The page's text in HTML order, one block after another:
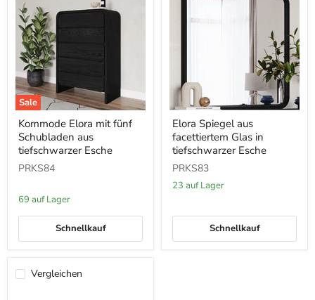
Sale
Elora
mit
fünf
aus
Esche
Kommode Elora mit fünf
Schubladen aus
tiefschwarzer Esche
PRKS84
69 auf Lager
Schnellkauf
Spiegel
aus
facettiertem
in
tiefschwarzer
Elora Spiegel aus
facettiertem Glas in
tiefschwarzer Esche
PRKS83
23 auf Lager
Schnellkauf
Vergleichen